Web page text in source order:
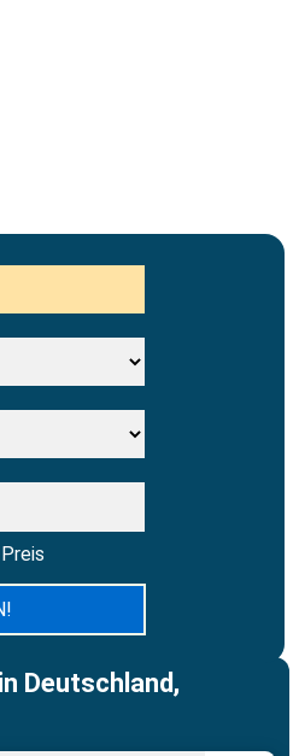
Deutschland,